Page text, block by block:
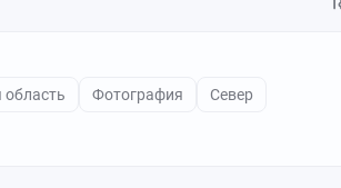
Фотография
Север